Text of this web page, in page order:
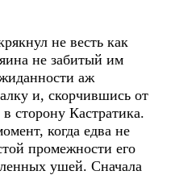
не весть как
не забитый им
аж
и, скорчившись от
сторону Кастратика.
когда едва не
промежности его
ушей. Сначала